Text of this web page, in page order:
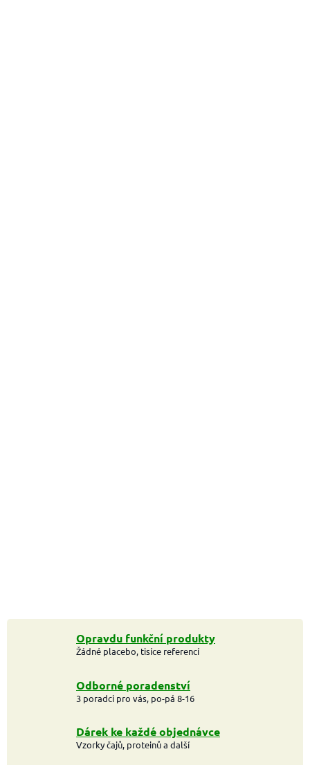
Opravdu funkční produkty
Žádné placebo, tisíce referencí
Odborné poradenství
3 poradci pro vás, po-pá 8-16
Dárek ke každé objednávce
Vzorky čajů, proteinů a další